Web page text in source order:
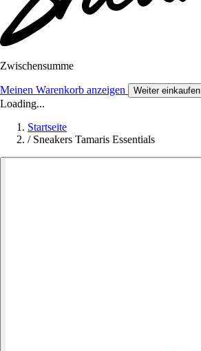
Zwischensumme
Meinen Warenkorb anzeigen Weiter einkaufen
Loading...
Startseite
/ Sneakers Tamaris Essentials